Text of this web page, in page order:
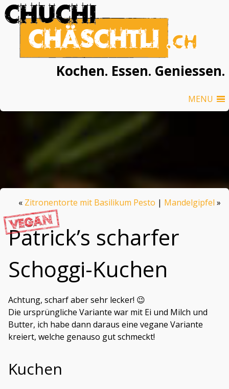
Kochen. Essen. Geniessen.
MENU
« Zitronentorte mit Basilikum Pesto | Mandelgipfel »
Patrick’s scharfer
Schoggi-Kuchen
Achtung, scharf aber sehr lecker! 😉
Die ursprüngliche Variante war mit Ei und Milch und
Butter, ich habe dann daraus eine vegane Variante
kreiert, welche genauso gut schmeckt!
Kuchen